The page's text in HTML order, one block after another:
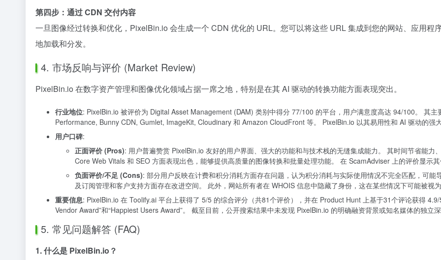
第四步：通过 CDN 交付内容
一旦图像经过转换和优化，PixelBin.io 会生成一个 CDN 优化的 URL。您可以将这些 URL 集成到您的网站、应用程
地加载和分发。
4. 市场反响与评价 (Market Review)
PixelBin.io 在数字资产管理和图像优化领域占据一席之地，特别是在其 AI 驱动的转换功能方面表现突出。
行业地位: PixelBin.io 被评价为 Digital Asset Management (DAM) 类别中得分 77/100 的平台，用户满意度高达 94/100。 其
Performance, Bunny CDN, Gumlet, ImageKit, Cloudinary 和 Amazon CloudFront 等。 PixelBin.io 以其易用性和 AI 驱动的强
用户口碑:
正面评价 (Pros): 用户普遍赞赏 PixelBin.io 友好的用户界面、强大的功能和与技术栈的无缝集成能力。 其时间节省能
Core Web Vitals 和 SEO 方面表现出色，能够提供高质量的图像转换和批量处理功能。 在 ScamAdviser 上的评价显示
负面评价/不足 (Cons): 部分用户反映在计费和积分消耗方面存在问题，认为积分消耗与实际使用情况不完全匹配，可
及订阅管理和客户支持方面存在改进空间。 此外，网站所有者在 WHOIS 信息中隐藏了身份，这在某些情况下可能被视
重要信息: PixelBin.io 在 Toolify.ai 平台上获得了 5/5 的综合评分（共81个评价），并在 Product Hunt 上基于31个评论获得
Vendor Award”和“Happiest Users Award”。 截至目前，公开搜索结果中未发现 PixelBin.io 的明确融资背景或知名媒体的独
5. 常见问题解答 (FAQ)
1. 什么是 PixelBin.io？